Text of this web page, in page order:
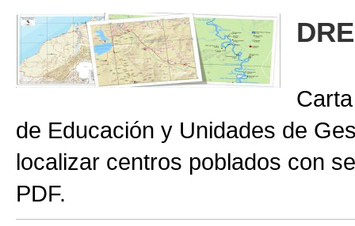
de Educación y Unidades de
localizar centros poblados con
PDF.